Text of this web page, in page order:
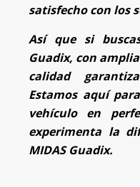
satisfecho con los
Así que si
Guadix, con
calidad
Estamos aquí
vehículo en
experimenta la
MIDAS Guadix.